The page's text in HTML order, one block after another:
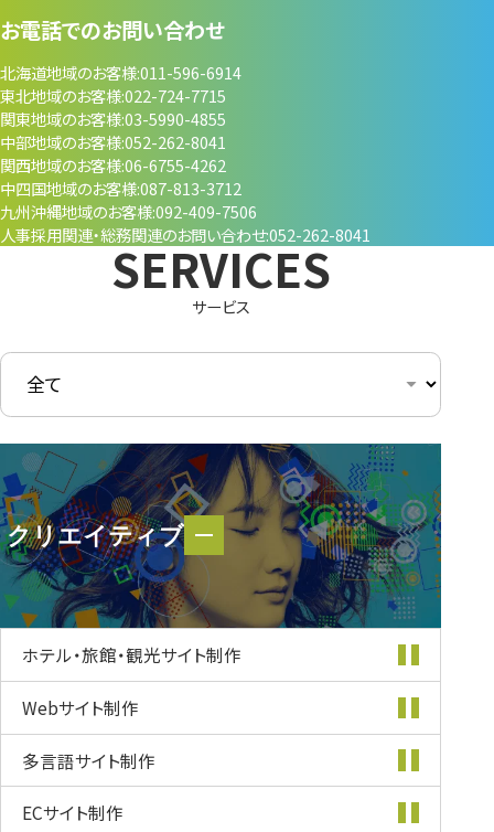
お電話でのお問い合わせ
北海道地域のお客様011-596-6914
東北地域のお客様022-724-7715
関東地域のお客様03-5990-4855
中部地域のお客様052-262-8041
関西地域のお客様06-6755-4262
中四国地域のお客様087-813-3712
九州沖縄地域のお客様092-409-7506
人事採用関連・総務関連のお問い合わせ052-262-8041
サービス
クリエイティブ
クリエイティブ
ホテル・旅館・観光サイト制作
Webサイト制作
多言語サイト制作
ECサイト制作